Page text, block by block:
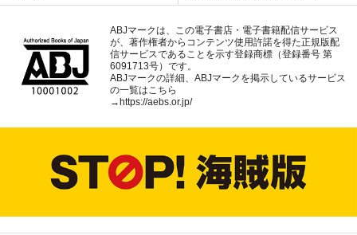
ABJマークは、この電子書店・電子書籍配信サービス
が、著作権者からコンテンツ使用許諾を得た正規版配
信サービスであることを示す登録商標（登録番号 第
6091713号）です。
ABJマークの詳細、ABJマークを掲示しているサービス
の一覧はこちら
→ https://aebs.or.jp/